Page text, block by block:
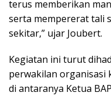
terus memberikan
serta mempererat tali
sekitar,” ujar Joubert.
Kegiatan ini turut
perwakilan organisasi
di antaranya Ketua